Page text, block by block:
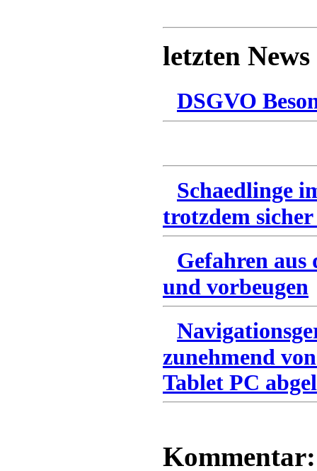
letzten News
DSGVO
Schaedlinge
trotzdem
Gefahren
und vorbeugen
zunehmend
Tablet PC
Kommentar: